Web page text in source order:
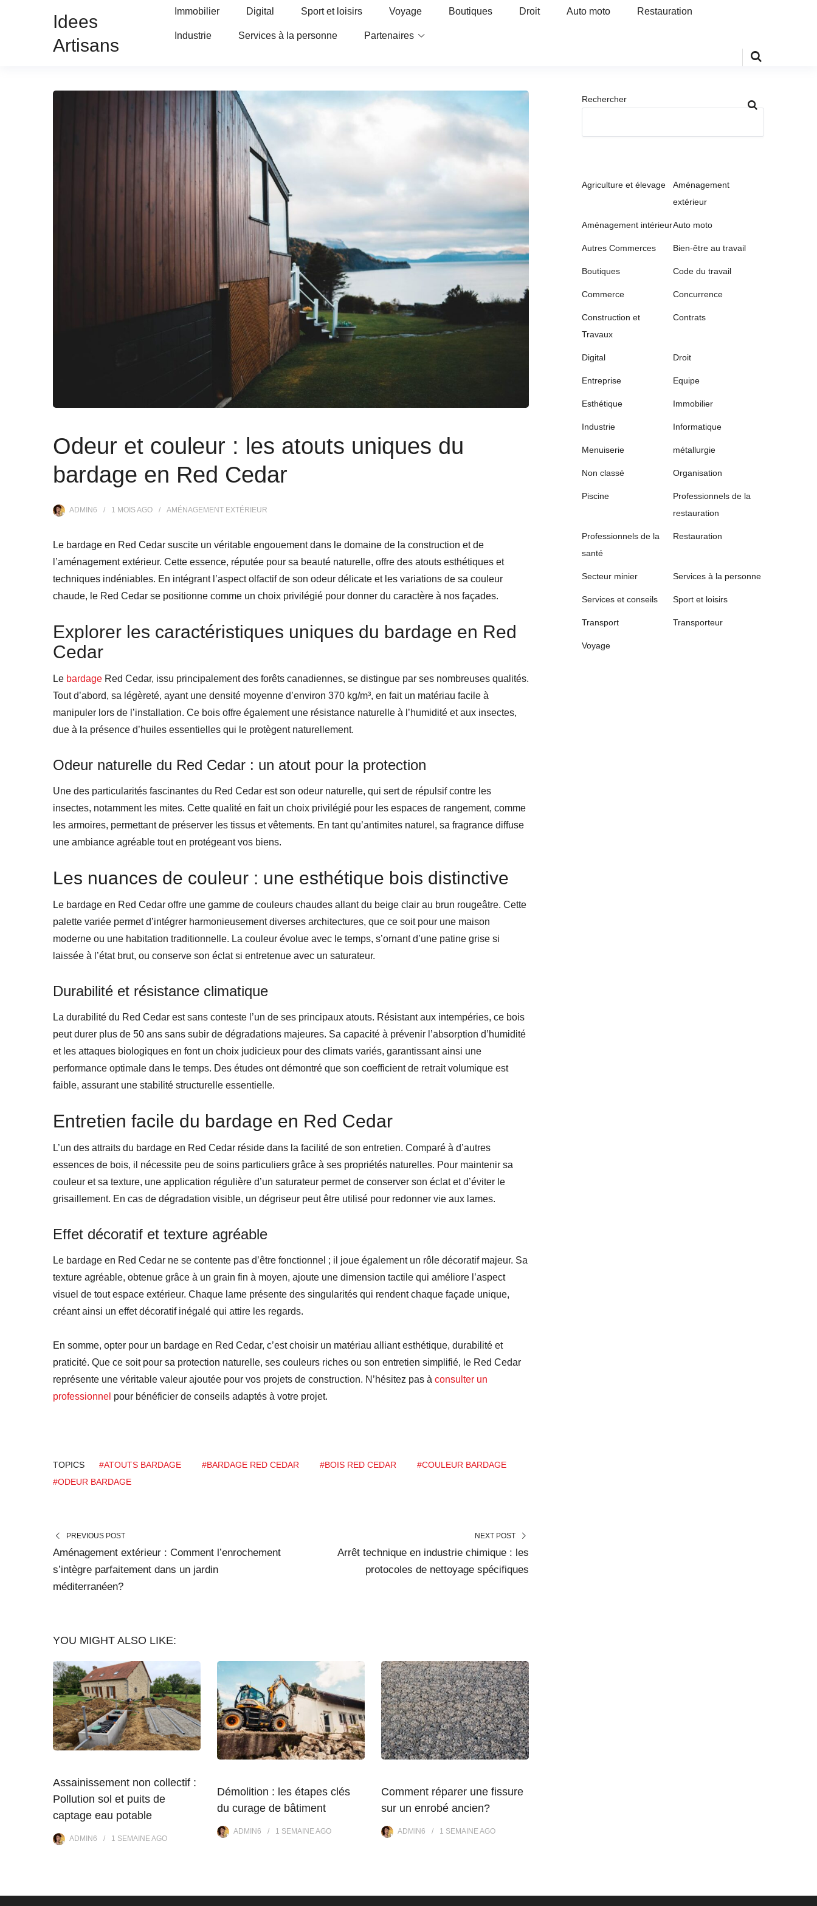
Idees
Artisans
Immobilier Digital Sport et loisirs Voyage Boutiques Droit Auto moto Restauration
Industrie Services à la personne Partenaires
Odeur et couleur : les atouts uniques du
bardage en Red Cedar
ADMIN6 1 MOISAGO AMÉNAGEMENT EXTÉRIEUR
Le bardage en Red Cedar suscite un véritable engouement dans le domaine de la construction et de
l’aménagement extérieur. Cette essence, réputée pour sa beauté naturelle, offre des atouts esthétiques et
techniques indéniables. En intégrant l’aspect olfactif de son odeur délicate et les variations de sa couleur
chaude, le Red Cedar se positionne comme un choix privilégié pour donner du caractère à nos façades.
Explorer les caractéristiques uniques du bardage en Red
Cedar
Le bardage Red Cedar, issu principalement des forêts canadiennes, se distingue par ses nombreuses qualités.
Tout d’abord, sa légèreté, ayant une densité moyenne d’environ 370 kg/m³, en fait un matériau facile à
manipuler lors de l’installation. Ce bois offre également une résistance naturelle à l’humidité et aux insectes,
due à la présence d’huiles essentielles qui le protègent naturellement.
Odeur naturelle du Red Cedar : un atout pour la protection
Une des particularités fascinantes du Red Cedar est son odeur naturelle, qui sert de répulsif contre les
insectes, notamment les mites. Cette qualité en fait un choix privilégié pour les espaces de rangement, comme
les armoires, permettant de préserver les tissus et vêtements. En tant qu’antimites naturel, sa fragrance diffuse
une ambiance agréable tout en protégeant vos biens.
Les nuances de couleur : une esthétique bois distinctive
Le bardage en Red Cedar offre une gamme de couleurs chaudes allant du beige clair au brun rougeâtre. Cette
palette variée permet d’intégrer harmonieusement diverses architectures, que ce soit pour une maison
moderne ou une habitation traditionnelle. La couleur évolue avec le temps, s’ornant d’une patine grise si
laissée à l’état brut, ou conserve son éclat si entretenue avec un saturateur.
Durabilité et résistance climatique
La durabilité du Red Cedar est sans conteste l’un de ses principaux atouts. Résistant aux intempéries, ce bois
peut durer plus de 50 ans sans subir de dégradations majeures. Sa capacité à prévenir l’absorption d’humidité
et les attaques biologiques en font un choix judicieux pour des climats variés, garantissant ainsi une
performance optimale dans le temps. Des études ont démontré que son coefficient de retrait volumique est
faible, assurant une stabilité structurelle essentielle.
Entretien facile du bardage en Red Cedar
L’un des attraits du bardage en Red Cedar réside dans la facilité de son entretien. Comparé à d’autres
essences de bois, il nécessite peu de soins particuliers grâce à ses propriétés naturelles. Pour maintenir sa
couleur et sa texture, une application régulière d’un saturateur permet de conserver son éclat et d’éviter le
grisaillement. En cas de dégradation visible, un dégriseur peut être utilisé pour redonner vie aux lames.
Effet décoratif et texture agréable
Le bardage en Red Cedar ne se contente pas d’être fonctionnel ; il joue également un rôle décoratif majeur. Sa
texture agréable, obtenue grâce à un grain fin à moyen, ajoute une dimension tactile qui améliore l’aspect
visuel de tout espace extérieur. Chaque lame présente des singularités qui rendent chaque façade unique,
créant ainsi un effet décoratif inégalé qui attire les regards.
En somme, opter pour un bardage en Red Cedar, c’est choisir un matériau alliant esthétique, durabilité et
praticité. Que ce soit pour sa protection naturelle, ses couleurs riches ou son entretien simplifié, le Red Cedar
représente une véritable valeur ajoutée pour vos projets de construction. N’hésitez pas à consulter un
professionnel pour bénéficier de conseils adaptés à votre projet.
TOPICS #ATOUTS BARDAGE #BARDAGE RED CEDAR #BOIS RED CEDAR
#COULEUR BARDAGE
#ODEUR BARDAGE
PREVIOUS POST
Aménagement extérieur : Comment l’enrochement
s’intègre parfaitement dans un jardin
méditerranéen?
NEXT POST
Arrêt technique en industrie chimique : les
protocoles de nettoyage spécifiques
YOU MIGHT ALSO LIKE:
Assainissement non collectif :
Pollution sol et puits de
captage eau potable
ADMIN6 1 SEMAINEAGO
Démolition : les étapes clés
du curage de bâtiment
ADMIN6 1 SEMAINEAGO
Comment réparer une fissure
sur un enrobé ancien?
ADMIN6 1 SEMAINEAGO
Rechercher
Agriculture et élevage
Aménagement
extérieur
Aménagement intérieurAuto moto
Autres Commerces Bien-être au travail
Boutiques Code du travail
Commerce Concurrence
Construction et
Travaux
Contrats
Digital Droit
Entreprise Equipe
Esthétique Immobilier
Industrie Informatique
Menuiserie métallurgie
Non classé Organisation
Piscine
Professionnels de la
restauration
Professionnels de la
santé
Restauration
Secteur minier Services à la personne
Services et conseils Sport et loisirs
Transport Transporteur
Voyage